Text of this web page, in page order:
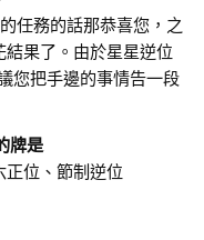
任務的話那恭喜您，之
果了。由於星星逆位
您把手邊的事情告一段
牌是
正位、節制逆位